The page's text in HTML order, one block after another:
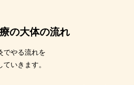
の大体の流れ
でやる流れを
いきます。